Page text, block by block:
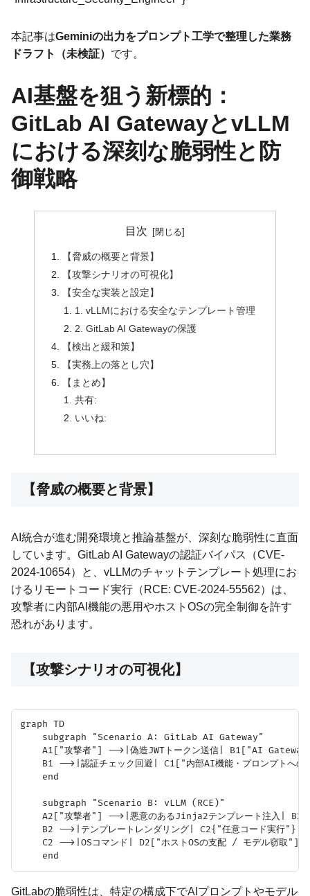
本記事はGeminiの出力をプロンプト工学で整理した業務
ドラフト（未検証） です。
AI基盤を狙う新標的：
GitLab AI GatewayとvLLM
における深刻な脆弱性と防
御戦略
目次
【脅威の概要と背景】
【攻撃シナリオの可視化】
【安全な実装と設定】
1. vLLMにおける安全なテンプレート管理
2. GitLab AI Gatewayの保護
【検出と緩和策】
【実務上の落とし穴】
【まとめ】
共有:
いいね:
【脅威の概要と背景】
AI統合が進む開発環境と推論基盤が、深刻な脆弱性に直面
しています。GitLab AI Gatewayの認証バイパス（CVE-
2024-10654）と、vLLMのチャットテンプレート処理にお
けるリモートコード実行（RCE: CVE-2024-55562）は、
攻撃者に内部AI機能の悪用やホストOSの完全制御を許す
恐れがあります。
【攻撃シナリオの可視化】
graph TD
    subgraph "Scenario A: GitLab AI Gateway"
A1["攻撃者"] -->|偽造JWTトークン送信| B1["AI
B1 -->|認証チェック回避| C1["内部AI機能・プロンプトへの
    end
    subgraph "Scenario B: vLLM (RCE)"
A2["攻撃者"] -->|悪意のあるJinja2テンプレート注入|
    B2 -->|テンプレートレンダリング| C2{"任意コード実行"}
    C2 -->|OSコマンド| D2["ホストOSの支配 / モデル窃取"]
GitLabの脆弱性は、特定の構成下でAIプロンプトやモデル